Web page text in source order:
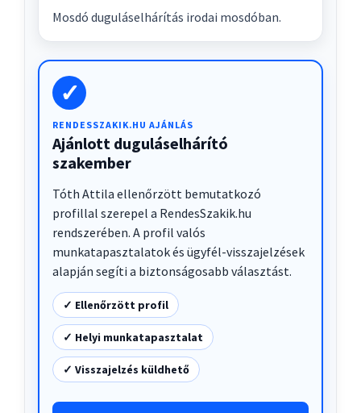
Mosdó duguláselhárítás irodai mosdóban.
✓
RENDESSZAKIK.HU AJÁNLÁS
Ajánlott duguláselhárító
szakember
Tóth Attila ellenőrzött bemutatkozó
profillal szerepel a RendesSzakik.hu
rendszerében. A profil valós
munkatapasztalatok és ügyfél-visszajelzések
alapján segíti a biztonságosabb választást.
✓ Ellenőrzött profil
✓ Helyi munkatapasztalat
✓ Visszajelzés küldhető